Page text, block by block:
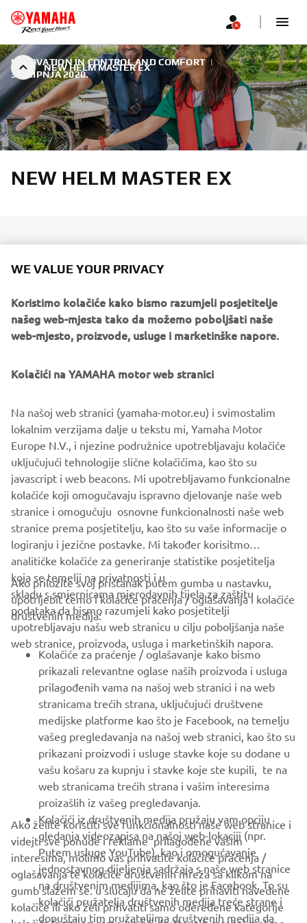
NEW HELM MASTER EX
INNOVATION IN CONTROL AND COMFORT |
30. LIPNJA 2020.
NEW HELM MASTER EX
Yamaha Motor Europe is delighted to unveil the all-new
operations both easy and enjoyable with a sophisticated
array of features, with innovation and engineering
excellence at the forefront.
The Helm Master EX is designed to make user experience
additional features to help extract maximum
performance.
DISCOVER HELM MASTER EX NOW!
CORPORATE
FOR BUSINESS
MORE YAMAHA
SUPPORT
BILTEN
događajima, novim izdanjima i još mnogo toga
PRETPLATITE SE
Pročitajte našu Politiku privatnosti kako biste saznali kako
WE VALUE YOUR PRIVACY
Koristimo kolačiće kako bismo razumjeli posjetitelje
našeg web-mjesta tako da možemo poboljšati naše
web-mjesto, proizvode, usluge i marketinške napore.
Kolačići na YAMAHA motor web stranici
Na našoj web stranici (yamaha-motor.eu) i svimostalim
lokalnim verzijama dalje u tekstu mi, Yamaha Motor
Europe N.V., i njezine podružnice upotrebljavaju kolačiće
uključujući tehnologije slične kolačićima, kao što su
javascript i web beacons. Mi upotrebljavamo funkcionalne
kolačiće koji omogučavaju ispravno djelovanje naše web
stranice i omogučuju osnovne funkcionalnosti naše web
stranice prema posjetitelju, kao što su vaše informacije o
logiranju i jezične postavke. Mi također korisitmo
analitičke kolačiće za generiranje statistike posjetitelja
koja se temelji na privatnosti i u
skladu s smjernicama mjerodavnih tijela za zaštitu
podataka da bismo razumjeli kako posjetitelji
upotrebljavaju našu web stranicu u cilju poboljšanja naše
web stranice, proizvoda, usluga i marketinških napora.
Ako priložite svoj pristanak putem gumba u nastavku,
upotrijebit ćemo i kolačiće praćenja / oglašavanja i kolačiće
društvenih medija:
Kolačiće za praćenje / oglašavanje kako bismo
prikazali relevantne oglase naših proizvoda i usluga
prilagođenih vama na našoj web stranici i na web
stranicama trećih strana, uključujući društvene
medijske platforme kao što je Facebook, na temelju
vašeg pregledavanja na našoj web stranici, kao što su
prikazani proizvodi i usluge stavke koje su dodane u
vašu košaru za kupnju i stavke koje ste kupili, te na
web stranicama trećih strana i vašim interesima
proizašlih iz vašeg pregledavanja.
Kolačići iz društvenih medija pružaju vam opciju
gledanja videozapisa na našoj web-lokaciji (npr.
Putem usluge YouTube), kao i omogućavanje
jednostavnog dijeljenja sadržaja s naše web stranice
na društvenim medijima, kao što je Facebook. To su
kolačići pružatelja društvenih medija treće strane i
dopuštaju tim pružateljima društvenih medija da
Ako želite koristiti sve funkcionalnosti naše web stranice i
videjti sve ponude i reklame prilagođene vašim
interesima, molimo vas prihvatite kolačiće praćenja /
oglašavanja te kolačiće društvenih mreža sa klikom na
gumb slažem se. u slučaju da ne želite prihaviti navedene
kolačiće ili ako želi prihvatiti samo odeređene kategorije
kolačića (prmijer: samo klačići društevnih mreža) molimo